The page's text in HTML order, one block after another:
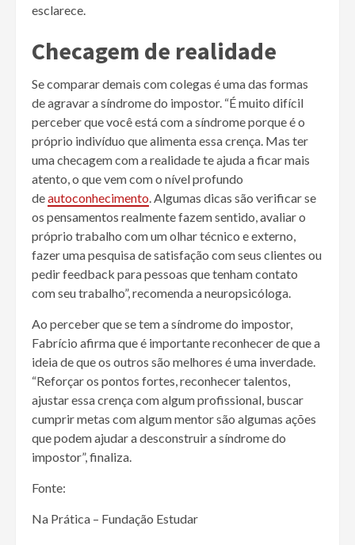
esclarece.
Checagem de realidade
Se comparar demais com colegas é uma das formas
de agravar a síndrome do impostor. “É muito difícil
perceber que você está com a síndrome porque é o
próprio indivíduo que alimenta essa crença. Mas ter
uma checagem com a realidade te ajuda a ficar mais
atento, o que vem com o nível profundo
deautoconhecimento. Algumas dicas são verificar se
os pensamentos realmente fazem sentido, avaliar o
próprio trabalho com um olhar técnico e externo,
fazer uma pesquisa de satisfação com seus clientes ou
pedir feedback para pessoas que tenham contato
com seu trabalho”, recomenda a neuropsicóloga.
Ao perceber que se tem a síndrome do impostor,
Fabrício afirma que é importante reconhecer de que a
ideia de que os outros são melhores é uma inverdade.
“Reforçar os pontos fortes, reconhecer talentos,
ajustar essa crença com algum profissional, buscar
cumprir metas com algum mentor são algumas ações
que podem ajudar a desconstruir a síndrome do
impostor”, finaliza.
Fonte:
Na Prática – Fundação Estudar